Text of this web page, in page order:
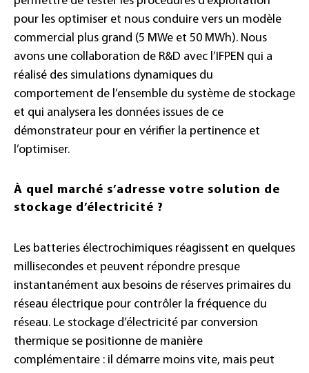
pour les optimiser et nous conduire vers un modèle
commercial plus grand (5 MWe et 50 MWh). Nous
avons une collaboration de R&D avec l’IFPEN qui a
réalisé des simulations dynamiques du
comportement de l’ensemble du système de stockage
et qui analysera les données issues de ce
démonstrateur pour en vérifier la pertinence et
l’optimiser.
À quel marché s’adresse votre solution de
stockage d’électricité ?
Les batteries électrochimiques réagissent en quelques
millisecondes et peuvent répondre presque
instantanément aux besoins de réserves primaires du
réseau électrique pour contrôler la fréquence du
réseau. Le stockage d’électricité par conversion
thermique se positionne de manière
complémentaire : il démarre moins vite, mais peut